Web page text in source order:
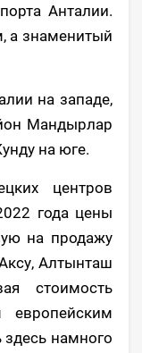
Анталии.
а знаменитый
на западе,
Мандырлар
на юге.
центров
года цены
на продажу
Алтынташ
стоимость
здесь намного